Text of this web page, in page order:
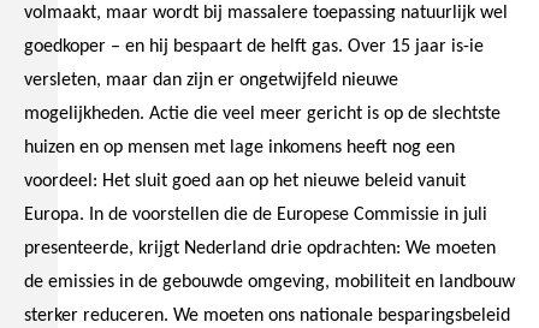
volmaakt, maar wordt bij massalere toepassing natuurlijk wel
goedkoper – en hij bespaart de helft gas. Over 15 jaar is-ie
versleten, maar dan zijn er ongetwijfeld nieuwe
mogelijkheden. Actie die veel meer gericht is op de slechtste
huizen en op mensen met lage inkomens heeft nog een
voordeel: Het sluit goed aan op het nieuwe beleid vanuit
Europa. In de voorstellen die de Europese Commissie in juli
presenteerde, krijgt Nederland drie opdrachten: We moeten
de emissies in de gebouwde omgeving, mobiliteit en landbouw
sterker reduceren. We moeten ons nationale besparingsbeleid